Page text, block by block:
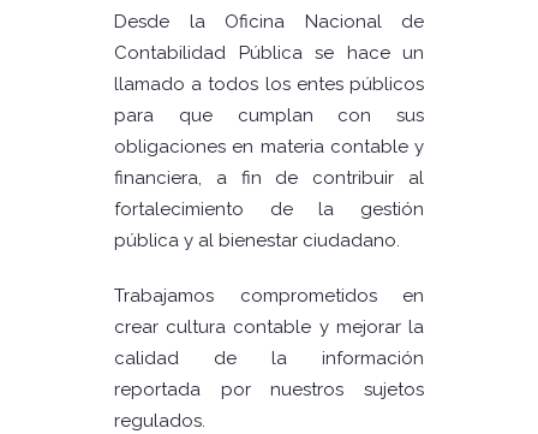
Desde la Oficina Nacional de
Contabilidad Pública se hace un
llamado a todos los entes públicos
para que cumplan con sus
obligaciones en materia contable y
financiera, a fin de contribuir al
fortalecimiento de la gestión
pública y al bienestar ciudadano.
Trabajamos comprometidos en
crear cultura contable y mejorar la
calidad de la información
reportada por nuestros sujetos
regulados.